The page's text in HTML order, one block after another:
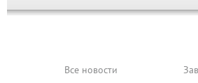
Все новости